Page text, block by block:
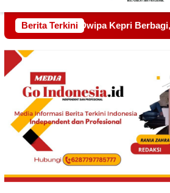
Mobile
Berita Terkini
Wujud Kepedulian kepada